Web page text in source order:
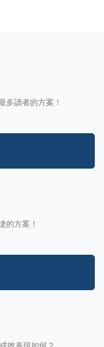
多讀者的方案！
的方案！